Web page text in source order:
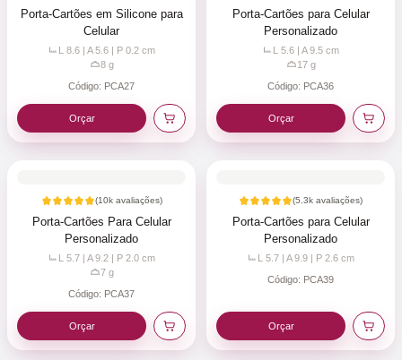
Porta-Cartões em Silicone para
Celular
L 8.6 | A 5.6 | P 0.2 cm
8g
Código: PCA27
Orçar
Porta-Cartões para Celular
Personalizado
L 5.6 | A 9.5 cm
17g
Código: PCA36
Orçar
(10kavaliações)
Porta-Cartões Para Celular
Personalizado
L 5.7 | A 9.2 | P 2.0 cm
7g
Código: PCA37
Orçar
(5.3k avaliações)
Porta-Cartões para Celular
Personalizado
L 5.7 | A 9.9 | P 2.6 cm
Código: PCA39
Orçar